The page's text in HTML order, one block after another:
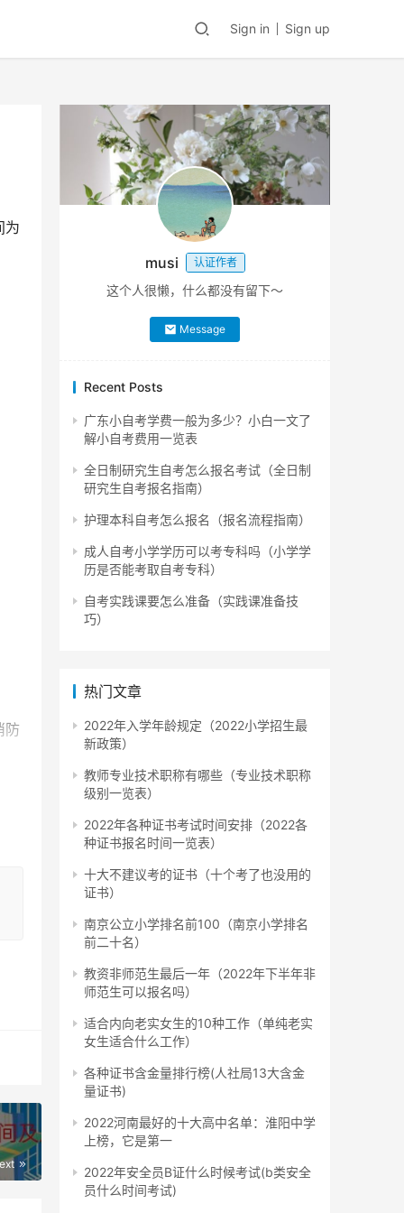
Sign in Sign up
为
防
单
级
musi 认证作者
这个人很懒，什么都没有留下～
Message
Recent Posts
广东小自考学费一般为多少？小白一文了
解小自考费用一览表
全日制研究生自考怎么报名考试（全日制
研究生自考报名指南）
护理本科自考怎么报名（报名流程指南）
成人自考小学学历可以考专科吗（小学学
历是否能考取自考专科）
自考实践课要怎么准备（实践课准备技
巧）
热门文章
2022年入学年龄规定（2022小学招生最
新政策）
教师专业技术职称有哪些（专业技术职称
级别一览表）
2022年各种证书考试时间安排（2022各
种证书报名时间一览表）
十大不建议考的证书（十个考了也没用的
证书）
南京公立小学排名前100（南京小学排名
前二十名）
教资非师范生最后一年（2022年下半年非
师范生可以报名吗）
适合内向老实女生的10种工作（单纯老实
女生适合什么工作）
各种证书含金量排行榜(人社局13大含金
量证书)
2022河南最好的十大高中名单：淮阳中学
上榜，它是第一
2022年安全员B证什么时候考试(b类安全
员什么时间考试)